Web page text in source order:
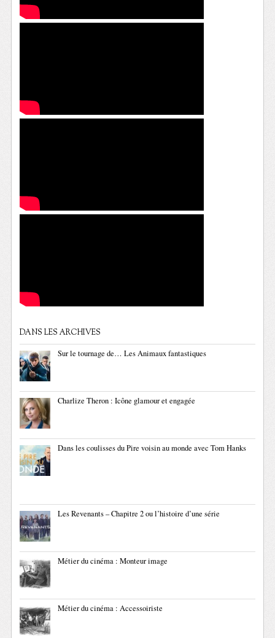
DANS LES ARCHIVES
Sur le tournage de… Les Animaux fantastiques
Charlize Theron : Icône glamour et engagée
Dans les coulisses du Pire voisin au monde avec Tom Hanks
Les Revenants – Chapitre 2 ou l’histoire d’une série
Métier du cinéma : Monteur image
Métier du cinéma : Accessoiriste